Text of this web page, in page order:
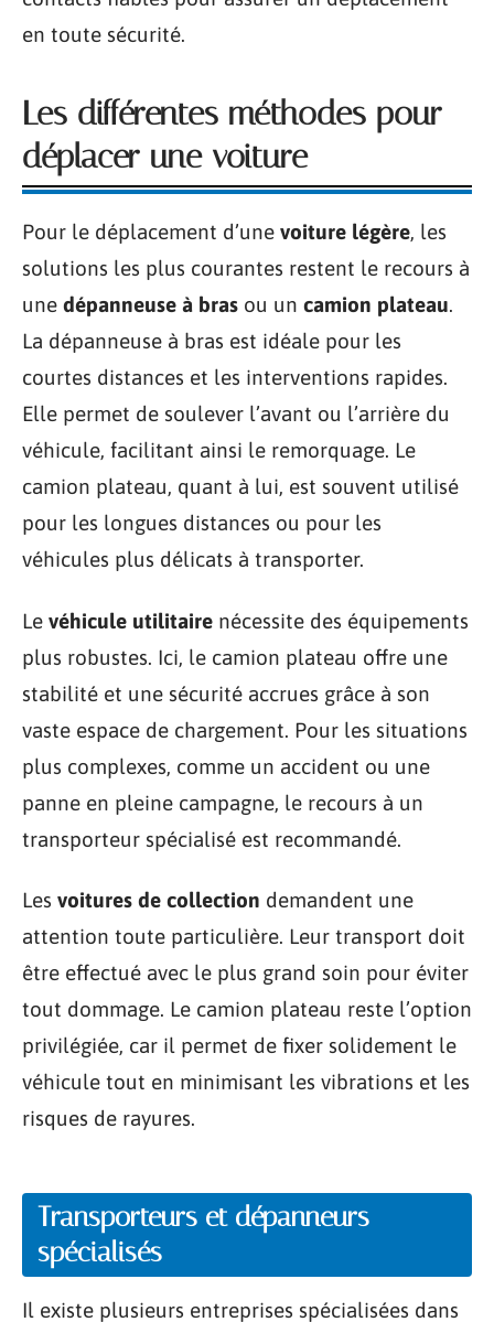
en toute sécurité.
Les différentes méthodes pour
déplacer une voiture
Pour le déplacement d’une voiture légère, les
solutions les plus courantes restent le recours à
une dépanneuse à bras ou un camion plateau.
La dépanneuse à bras est idéale pour les
courtes distances et les interventions rapides.
Elle permet de soulever l’avant ou l’arrière du
véhicule, facilitant ainsi le remorquage. Le
camion plateau, quant à lui, est souvent utilisé
pour les longues distances ou pour les
véhicules plus délicats à transporter.
Le véhicule utilitaire nécessite des équipements
plus robustes. Ici, le camion plateau offre une
stabilité et une sécurité accrues grâce à son
vaste espace de chargement. Pour les situations
plus complexes, comme un accident ou une
panne en pleine campagne, le recours à un
transporteur spécialisé est recommandé.
Les voitures de collection demandent une
attention toute particulière. Leur transport doit
être effectué avec le plus grand soin pour éviter
tout dommage. Le camion plateau reste l’option
privilégiée, car il permet de fixer solidement le
véhicule tout en minimisant les vibrations et les
risques de rayures.
Transporteurs et dépanneurs
spécialisés
Il existe plusieurs entreprises spécialisées dans